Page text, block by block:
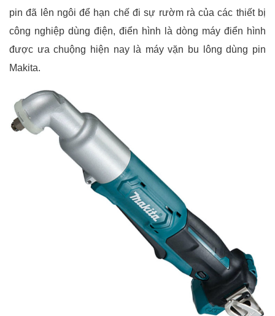
pin đã lên ngôi để hạn chế đi sự rườm rà của các thiết bị
công nghiệp dùng điện, điển hình là dòng máy điển hình
được ưa chuộng hiện nay là máy vặn bu lông dùng pin
Makita.